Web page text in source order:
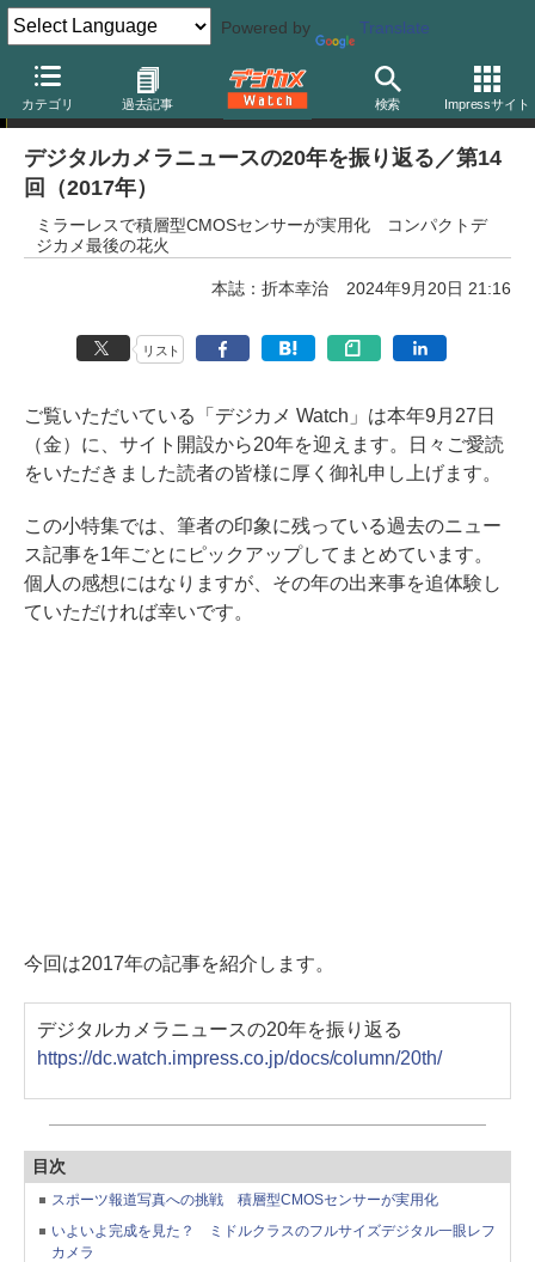
Powered by Translate
カテゴリ 過去記事 検索 Impressサイト
20周年企画
デジタルカメラニュースの20年を振り返る／第14
回（2017年）
ミラーレスで積層型CMOSセンサーが実用化 コンパクトデ
ジカメ最後の花火
本誌：折本幸治 2024年9月20日 21:16
リスト
ご覧いただいている「デジカメ Watch」は本年9月27日
（金）に、サイト開設から20年を迎えます。日々ご愛読
をいただきました読者の皆様に厚く御礼申し上げます。
この小特集では、筆者の印象に残っている過去のニュー
ス記事を1年ごとにピックアップしてまとめています。
個人の感想にはなりますが、その年の出来事を追体験し
ていただければ幸いです。
今回は2017年の記事を紹介します。
デジタルカメラニュースの20年を振り返る
https://dc.watch.impress.co.jp/docs/column/20th/
目次
スポーツ報道写真への挑戦 積層型CMOSセンサーが実用化
いよいよ完成を見た？ ミドルクラスのフルサイズデジタル一眼レフ
カメラ